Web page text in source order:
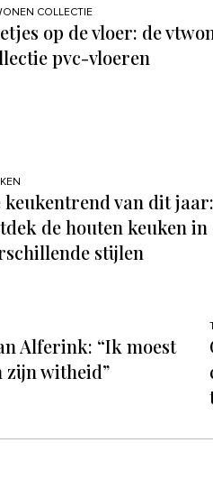
COLLECTIE
op de vloer: de
pvc-vloeren
keukentrend van dit jaar:
de houten keuken in
stijlen
Alferink: “Ik moest
zijn witheid”